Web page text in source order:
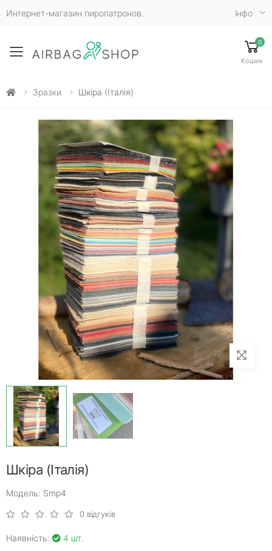
Интернет-магазин пиропатронов. Iнфо
Toggle mobile menu
0
Кошик
Зразки Шкіра (Італія)
Шкіра (Італія)
Модель: Smp4
0 відгуків
Наявність: 4 шт.